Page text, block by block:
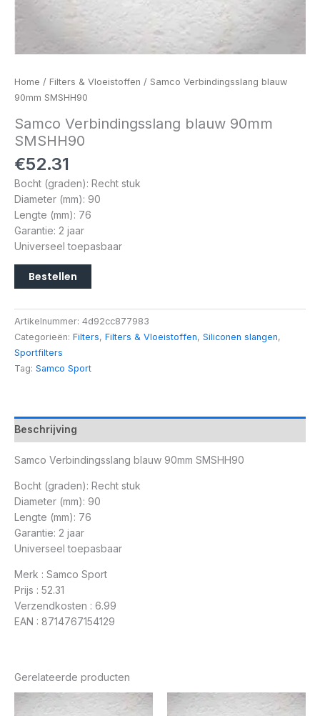
Home / Filters & Vloeistoffen / Samco Verbindingsslang blauw
90mm SMSHH90
Samco Verbindingsslang blauw 90mm
SMSHH90
€52.31
Bocht (graden): Recht stuk
Diameter (mm): 90
Lengte (mm): 76
Garantie: 2 jaar
Universeel toepasbaar
Bestellen
Artikelnummer: 4d92cc877983
Categorieën: Filters, Filters & Vloeistoffen, Siliconen slangen,
Sportfilters
Tag: Samco Sport
Beschrijving
Samco Verbindingsslang blauw 90mm SMSHH90
Bocht (graden): Recht stuk
Diameter (mm): 90
Lengte (mm): 76
Garantie: 2 jaar
Universeel toepasbaar
Merk : Samco Sport
Prijs : 52.31
Verzendkosten : 6.99
EAN : 8714767154129
Gerelateerde producten